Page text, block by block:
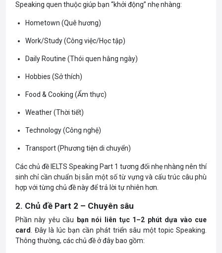
Speaking quen thuộc giúp bạn “khởi động” nhẹ nhàng:
Hometown (Quê hương)
Work/Study (Công việc/Học tập)
Daily Routine (Thói quen hằng ngày)
Hobbies (Sở thích)
Food & Cooking (Ẩm thực)
Weather (Thời tiết)
Technology (Công nghệ)
Transport (Phương tiện di chuyển)
Các chủ đề IELTS Speaking Part 1 tương đối nhẹ nhàng nên thí
sinh chỉ cần chuẩn bị sẵn một số từ vựng và cấu trúc câu phù
hợp với từng chủ đề này để trả lời tự nhiên hơn.
2. Chủ đề Part 2 – Chuyên sâu
Phần này yêu cầu
bạn nói liên tục 1–2 phút dựa vào cue
card
. Đây là lúc bạn cần phát triển sâu một topicSpeaking
Thông thường, các chủ đề ở đây bao gồm: